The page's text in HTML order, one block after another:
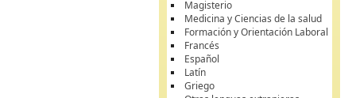
Magisterio
Medicina y Ciencias de la salud
Formación y Orientación Laboral
Francés
Español
Latín
Griego